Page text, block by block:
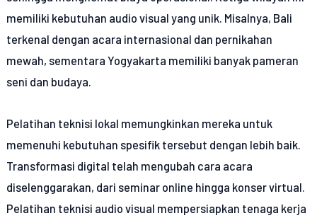
memiliki kebutuhan audio visual yang unik. Misalnya, Bali
terkenal dengan acara internasional dan pernikahan
mewah, sementara Yogyakarta memiliki banyak pameran
seni dan budaya.
Pelatihan teknisi lokal memungkinkan mereka untuk
memenuhi kebutuhan spesifik tersebut dengan lebih baik.
Transformasi digital telah mengubah cara acara
diselenggarakan, dari seminar online hingga konser virtual.
Pelatihan teknisi audio visual mempersiapkan tenaga kerja